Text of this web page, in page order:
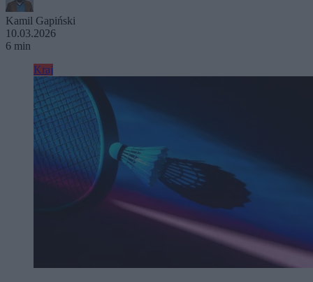
Kamil Gapiński
10.03.2026
6 min
Kraj